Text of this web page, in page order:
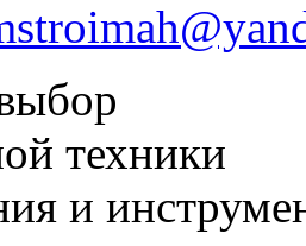
техники
и